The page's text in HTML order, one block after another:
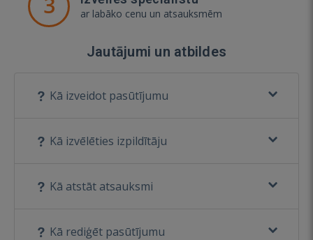
ar labāko cenu un atsauksmēm
Jautājumi un atbildes
Kā izveidot pasūtījumu
Kā izvēlēties izpildītāju
Kā atstāt atsauksmi
Kā rediģēt pasūtījumu